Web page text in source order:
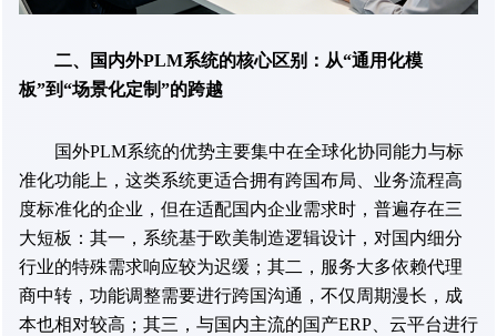
二、国内外PLM系统的核心区别：从“通用化模
板”到“场景化定制”的跨越
国外PLM系统的优势主要集中在全球化协同能力与标
准化功能上，这类系统更适合拥有跨国布局、业务流程高
度标准化的企业，但在适配国内企业需求时，普遍存在三
大短板：其一，系统基于欧美制造逻辑设计，对国内细分
行业的特殊需求响应较为迟缓；其二，服务大多依赖代理
商中转，功能调整需要进行跨国沟通，不仅周期漫长，成
本也相对较高；其三，与国内主流的国产ERP、云平台进行